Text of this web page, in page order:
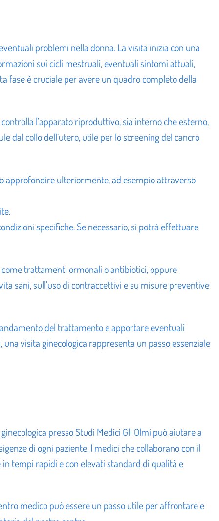
problemi nella donna. La visita inizia con una
sui cicli mestruali, eventuali sintomi attuali,
fase è cruciale per avere un quadro completo della
l’apparato riproduttivo, sia interno che esterno,
dal collo dell’utero, utile per lo screening del cancro
approfondire ulteriormente, ad esempio attraverso
specifiche. Se necessario, si potrà effettuare
trattamenti ormonali o antibiotici, oppure
sani, sull’uso di contraccettivi e su misure preventive
del trattamento e apportare eventuali
visita ginecologica rappresenta un passo essenziale
presso Studi Medici Gli Olmi può aiutare a
di ogni paziente. I medici che collaborano con il
tempi rapidi e con elevati standard di qualità e
medico può essere un passo utile per affrontare e